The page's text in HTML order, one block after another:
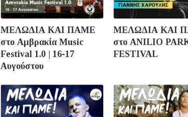
ΜΕΛΩΔΙΑ ΚΑΙ ΠΑΜΕ
στο Αμβρακία Music
Festival 1.0 | 16-17
Αυγούστου
ΜΕΛΩΔΙΑ ΚΑΙ
στο ANILIO
FESTIVAL